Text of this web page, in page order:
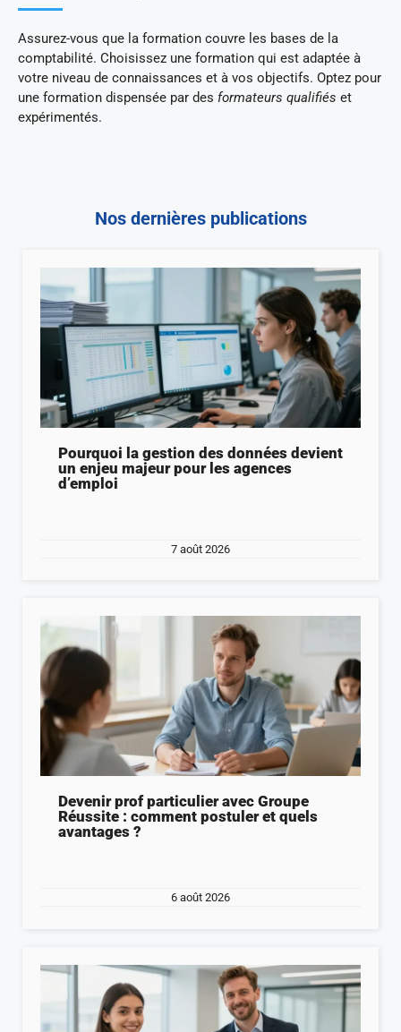
Assurez-vous que la formation couvre les bases de la
comptabilité. Choisissez une formation qui est adaptée à
votre niveau de connaissances et à vos objectifs. Optez pour
une formation dispensée par des formateurs qualifiés et
expérimentés.
Nos dernières publications
Pourquoi la gestion des données devient
un enjeu majeur pour les agences
d’emploi
7 août 2026
Devenir prof particulier avec Groupe
Réussite : comment postuler et quels
avantages ?
6 août 2026